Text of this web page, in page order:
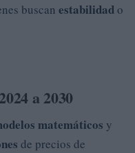
buscan estabilidado
a 2030
matemáticos y
de precios de